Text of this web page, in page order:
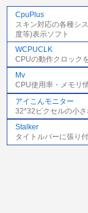
CpuPlus
スキン対応の各種シ
度等)表示ソフト
WCPUCLK
CPUの動作クロック
Mv
CPU使用率・メモリ
アイこんモニター
32*32ピクセルの小
Stalker
タイトルバーに張り